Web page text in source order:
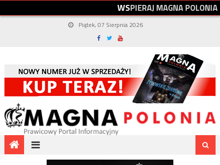
WSPIERAJMAGNAPOLONIA
Piątek, 07 Sierpnia 2026